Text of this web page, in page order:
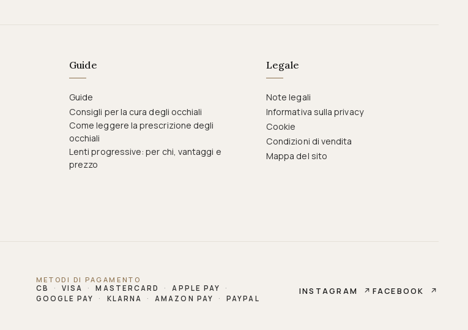
Guide
Guide
Consigli per la cura degli occhiali
Come leggere la prescrizione degli
occhiali
Lenti progressive: per chi, vantaggi e
prezzo
Legale
Note legali
Informativa sulla privacy
Cookie
Condizioni di vendita
Mappa del sito
METODI DI PAGAMENTO
CB
· VISA · MASTERCARD · APPLE PAY
·
GOOGLE PAY
· KLARNA · AMAZON PAY · PAYPAL
INSTAGRAM ↗ FACEBOOK ↗